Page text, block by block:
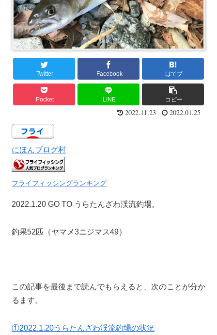
Twitter Facebook はてブ
Pocket LINE コピー
2022.11.23 2022.01.25
にほんブログ村
フライフィッシングランキング
2022.1.20 GO TO うらたんざわ渓流釣場。
釣果52匹（ヤマメ3ニジマス49）
この記事を最後まで読んでもらえると、次のことが分か
るます。
①2022.1.20うらたんざわ渓流釣場の状況